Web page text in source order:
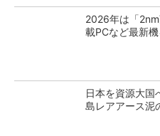
2026年は「
載PCなど最新
日本を資源大
島レアアース泥